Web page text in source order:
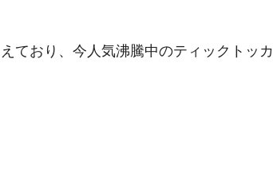
ており、今人気沸騰中のティックトッカ